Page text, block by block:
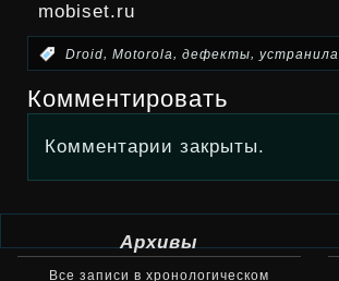
mobiset.ru
Droid, Motorola, дефекты, устранила
Комментировать
Комментарии закрыты.
Архивы
Все записи в хронологическом